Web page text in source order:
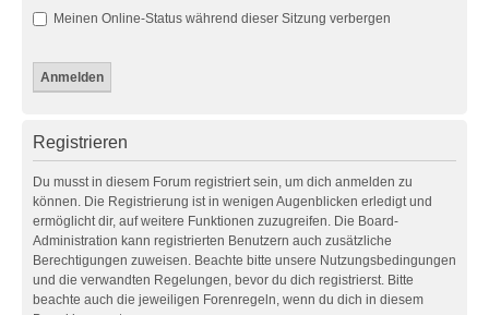
Meinen Online-Status während dieser Sitzung verbergen
Registrieren
Du musst in diesem Forum registriert sein, um dich anmelden zu
können. Die Registrierung ist in wenigen Augenblicken erledigt und
ermöglicht dir, auf weitere Funktionen zuzugreifen. Die Board-
Administration kann registrierten Benutzern auch zusätzliche
Berechtigungen zuweisen. Beachte bitte unsere Nutzungsbedingungen
und die verwandten Regelungen, bevor du dich registrierst. Bitte
beachte auch die jeweiligen Forenregeln, wenn du dich in diesem